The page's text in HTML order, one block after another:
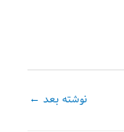
نوشته بعد ←